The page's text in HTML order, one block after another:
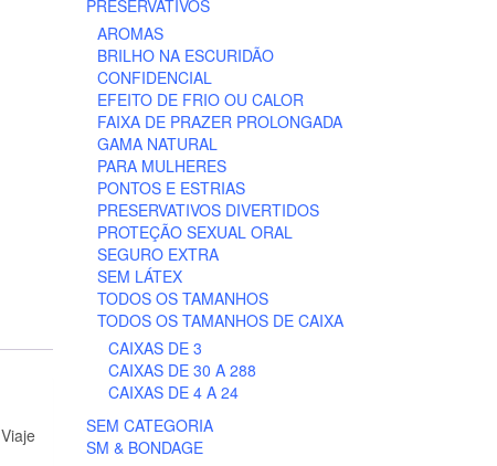
PRESERVATIVOS
AROMAS
BRILHO NA ESCURIDÃO
CONFIDENCIAL
EFEITO DE FRIO OU CALOR
FAIXA DE PRAZER PROLONGADA
GAMA NATURAL
PARA MULHERES
PONTOS E ESTRIAS
PRESERVATIVOS DIVERTIDOS
PROTEÇÃO SEXUAL ORAL
SEGURO EXTRA
SEM LÁTEX
TODOS OS TAMANHOS
TODOS OS TAMANHOS DE CAIXA
CAIXAS DE 3
CAIXAS DE 30 A 288
CAIXAS DE 4 A 24
SEM CATEGORIA
SM & BONDAGE